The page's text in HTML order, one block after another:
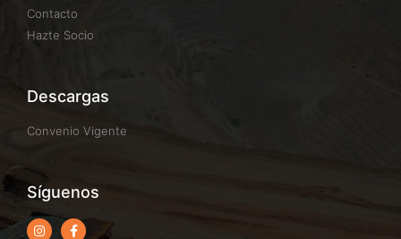
Contacto
Hazte Socio
Descargas
Convenio Vigente
Síguenos